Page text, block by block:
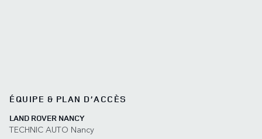
ÉQUIPE & PLAN D’ACCÈS
LAND ROVER NANCY
TECHNIC AUTO Nancy